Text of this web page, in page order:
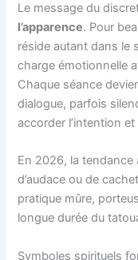
Le message du
l’apparence. Pour
réside autant dans le
charge émotionnelle
Chaque séance
dialogue, parfois
accorder l’intention et
En 2026, la tendance
d’audace ou de
pratique mûre,
longue durée du
Symboles spirituels